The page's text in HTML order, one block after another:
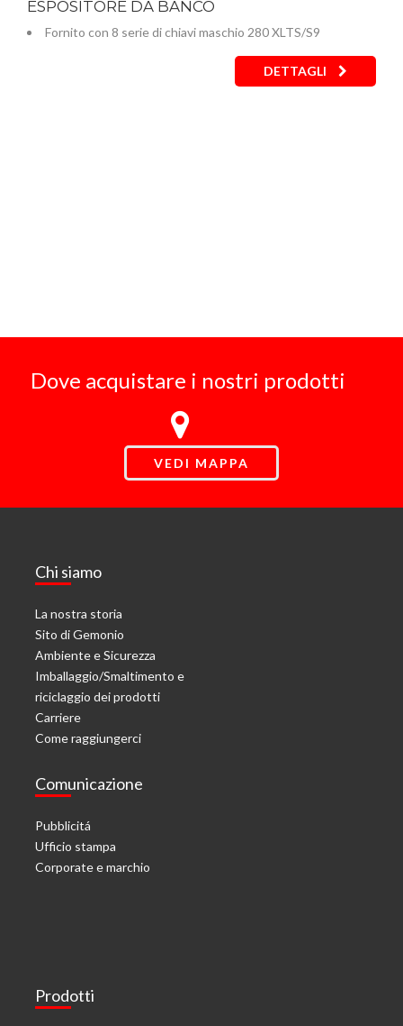
ESPOSITORE DA BANCO
Fornito con 8 serie di chiavi maschio 280 XLTS/S9
DETTAGLI
Dove acquistare i nostri prodotti
VEDI MAPPA
Chi siamo
La nostra storia
Sito di Gemonio
Ambiente e Sicurezza
Imballaggio/Smaltimento e
riciclaggio dei prodotti
Carriere
Come raggiungerci
Comunicazione
Pubblicitá
Ufficio stampa
Corporate e marchio
Prodotti